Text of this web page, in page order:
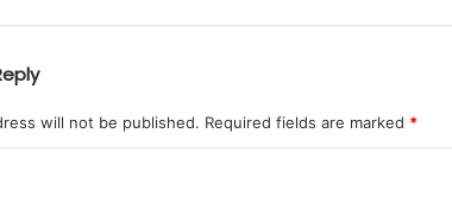
will not be published. Required fields are marked *